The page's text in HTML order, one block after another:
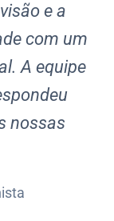
e a
com um
A equipe
nossas